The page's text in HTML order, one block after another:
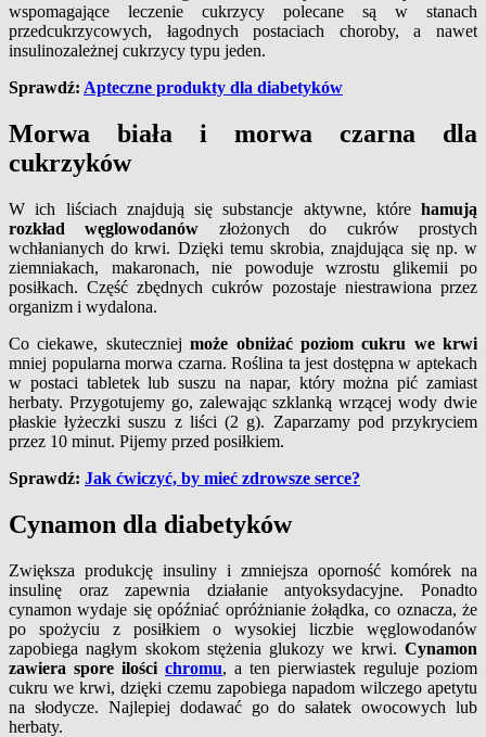
wspomagające leczenie cukrzycy polecane są w stanach
przedcukrzycowych, łagodnych postaciach choroby, a nawet
insulinozależnej cukrzycy typu jeden.
Sprawdź: Apteczne produkty dla diabetyków
Morwa biała i morwa czarna dla
cukrzyków
W ich liściach znajdują się substancje aktywne, które hamują
rozkład węglowodanów złożonych do cukrów prostych
wchłanianych do krwi. Dzięki temu skrobia, znajdująca się np. w
ziemniakach, makaronach, nie powoduje wzrostu glikemii po
posiłkach. Część zbędnych cukrów pozostaje niestrawiona przez
organizm i wydalona.
Co ciekawe, skuteczniejmoże obniżać poziom cukru we krwi
mniej popularna morwa czarna. Roślina ta jest dostępna w aptekach
w postaci tabletek lub suszu na napar, który można pić zamiast
herbaty. Przygotujemy go, zalewając szklanką wrzącej wody dwie
płaskie łyżeczki suszu z liści (2 g). Zaparzamy pod przykryciem
przez 10 minut. Pijemy przed posiłkiem.
Sprawdź: Jak ćwiczyć, by mieć zdrowsze serce?
Cynamon dla diabetyków
Zwiększa produkcję insuliny i zmniejsza oporność komórek na
insulinę oraz zapewnia działanie antyoksydacyjne. Ponadto
cynamon wydaje się opóźniać opróżnianie żołądka, co oznacza, że
po spożyciu z posiłkiem o wysokiej liczbie węglowodanów
zapobiega nagłym skokom stężenia glukozy we krwi. Cynamon
zawiera spore ilości chromu, a ten pierwiastek reguluje poziom
cukru we krwi, dzięki czemu zapobiega napadom wilczego apetytu
na słodycze. Najlepiej dodawać go do sałatek owocowych lub
herbaty.